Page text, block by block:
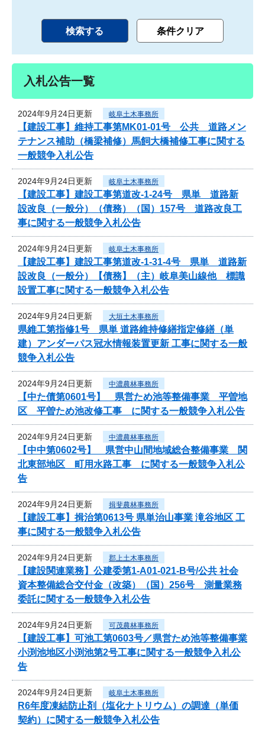
入札公告一覧
2024年9月24日更新 岐阜土木事務所
【建設工事】維持工事第MK01-01号 公共 道路メン
テナンス補助（橋梁補修）馬飼大橋補修工事に関する
一般競争入札公告
2024年9月24日更新 岐阜土木事務所
【建設工事】建設工事第道改-1-24号 県単 道路新
設改良（一般分）（債務）（国）157号 道路改良工
事に関する一般競争入札公告
2024年9月24日更新 岐阜土木事務所
【建設工事】建設工事第道改-1-31-4号 県単 道路新
設改良（一般分）【債務】（主）岐阜美山線他 標識
設置工事に関する一般競争入札公告
2024年9月24日更新 大垣土木事務所
県維工第指修1号 県単 道路維持修繕指定修繕（単
建）アンダーパス冠水情報装置更新 工事に関する一般
競争入札公告
2024年9月24日更新 中濃農林事務所
【中た債第0601号】 県営ため池等整備事業 平曽地
区 平曽ため池改修工事 に関する一般競争入札公告
2024年9月24日更新 中濃農林事務所
【中中第0602号】 県営中山間地域総合整備事業 関
北東部地区 町用水路工事 に関する一般競争入札公
告
2024年9月24日更新 揖斐農林事務所
【建設工事】揖治第0613号 県単治山事業 滝谷地区 工
事に関する一般競争入札公告
2024年9月24日更新 郡上土木事務所
【建設関連業務】公建委第1-A01-021-B号/公共 社会
資本整備総合交付金（改築）（国）256号 測量業務
委託に関する一般競争入札公告
2024年9月24日更新 可茂農林事務所
【建設工事】可池工第0603号／県営ため池等整備事業
小渕池地区小渕池第2号工事に関する一般競争入札公
告
2024年9月24日更新 岐阜土木事務所
R6年度凍結防止剤（塩化ナトリウム）の調達（単価
契約）に関する一般競争入札公告